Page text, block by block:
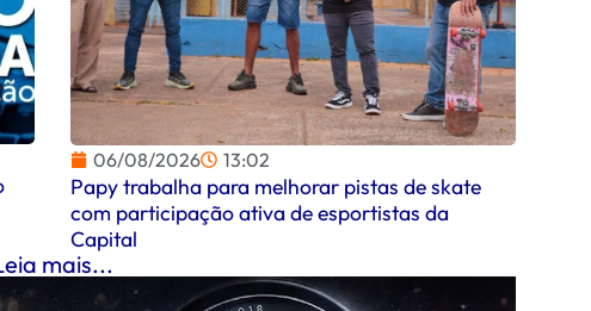
06/08/2026 13:02
Papy trabalha para melhorar pistas de skate
com participação ativa de esportistas da
Capital
mais...